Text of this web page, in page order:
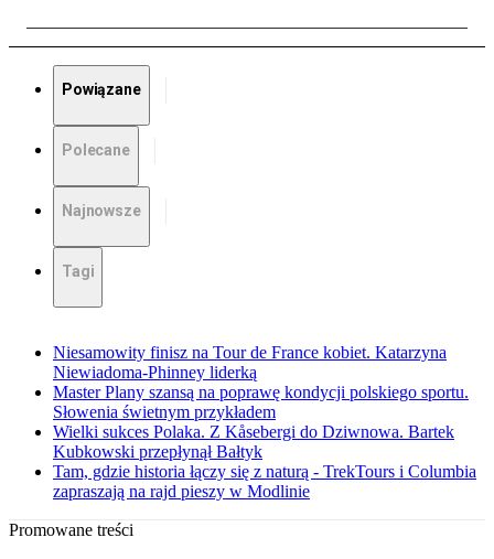
Powiązane
Polecane
Najnowsze
Tagi
Niesamowity finisz na Tour de France kobiet. Katarzyna
Niewiadoma-Phinney liderką
Master Plany szansą na poprawę kondycji polskiego sportu.
Słowenia świetnym przykładem
Wielki sukces Polaka. Z Kåsebergi do Dziwnowa. Bartek
Kubkowski przepłynął Bałtyk
Tam, gdzie historia łączy się z naturą - TrekTours i Columbia
zapraszają na rajd pieszy w Modlinie
Promowane treści